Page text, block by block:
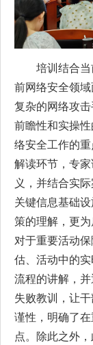
培训结合
前网络安全领
复杂的网络攻
前瞻性和实操
络安全工作的
解读环节，专
义，并结合实
关键信息基础
策的理解，更为
对于重要活动
估、活动中的
流程的讲解，
失败教训，让
谨性，明确了
点。除此之外